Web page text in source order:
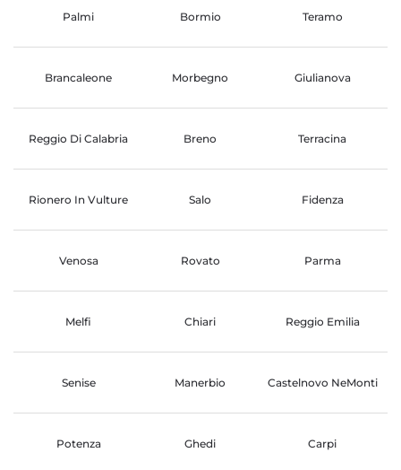
Palmi Bormio Teramo
Brancaleone Morbegno Giulianova
Reggio Di Calabria Breno Terracina
Rionero In Vulture Salo Fidenza
Venosa Rovato Parma
Melfi Chiari Reggio Emilia
Senise Manerbio Castelnovo NeMonti
Potenza Ghedi Carpi